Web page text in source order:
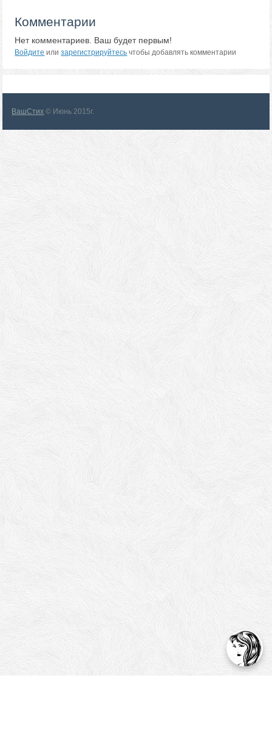
Комментарии
Нет комментариев. Ваш будет первым!
Войдите илизарегистрируйтесь чтобы добавлять комментарии
ВашСтих © Июнь 2015г.